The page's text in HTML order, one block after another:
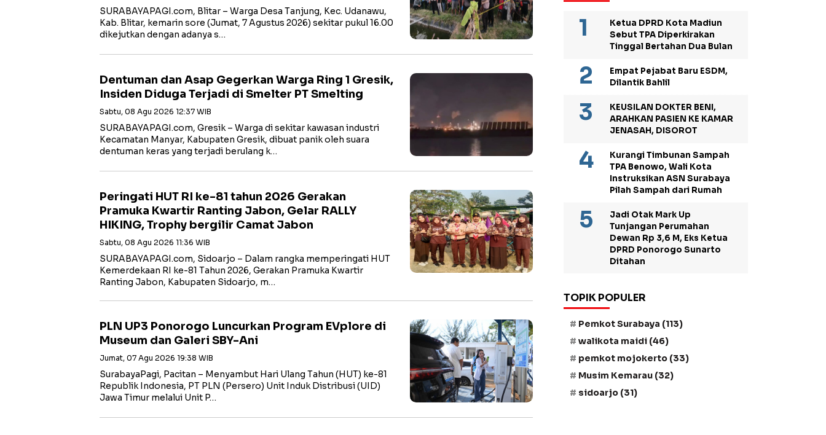
SURABAYAPAGI.com, Blitar – Warga Desa Tanjung, Kec. Udanawu,
Kab. Blitar, kemarin sore (Jumat, 7 Agustus 2026) sekitar pukul 16.00
dikejutkan dengan adanya s…
Dentuman dan Asap Gegerkan Warga Ring 1 Gresik,
Insiden Diduga Terjadi di Smelter PT Smelting
Sabtu, 08 Agu 2026 12:37 WIB
SURABAYAPAGI.com, Gresik – Warga di sekitar kawasan industri
Kecamatan Manyar, Kabupaten Gresik, dibuat panik oleh suara
dentuman keras yang terjadi berulang k…
Peringati HUT RI ke-81 tahun 2026 Gerakan
Pramuka Kwartir Ranting Jabon, Gelar RALLY
HIKING, Trophy bergilir Camat Jabon
Sabtu, 08 Agu 2026 11:36 WIB
SURABAYAPAGI.com, Sidoarjo – Dalam rangka memperingati HUT
Kemerdekaan RI ke-81 Tahun 2026, Gerakan Pramuka Kwartir
Ranting Jabon, Kabupaten Sidoarjo, m…
PLN UP3 Ponorogo Luncurkan Program EVplore di
Museum dan Galeri SBY-Ani
Jumat, 07 Agu 2026 19:38 WIB
SurabayaPagi, Pacitan – Menyambut Hari Ulang Tahun (HUT) ke-81
Republik Indonesia, PT PLN (Persero) Unit Induk Distribusi (UID)
Jawa Timur melalui Unit P…
Ketua DPRD Kota Madiun
Sebut TPA Diperkirakan
Tinggal Bertahan Dua Bulan
Empat Pejabat Baru ESDM,
Dilantik Bahlil
KEUSILAN DOKTER BENI,
ARAHKAN PASIEN KE KAMAR
JENASAH, DISOROT
Kurangi Timbunan Sampah
TPA Benowo, Wali Kota
Instruksikan ASN Surabaya
Pilah Sampah dari Rumah
Jadi Otak Mark Up
Tunjangan Perumahan
Dewan Rp 3,6 M, Eks Ketua
DPRD Ponorogo Sunarto
Ditahan
TOPIK POPULER
Pemkot Surabaya (113)
walikota maidi (46)
pemkot mojokerto (33)
Musim Kemarau (32)
sidoarjo (31)